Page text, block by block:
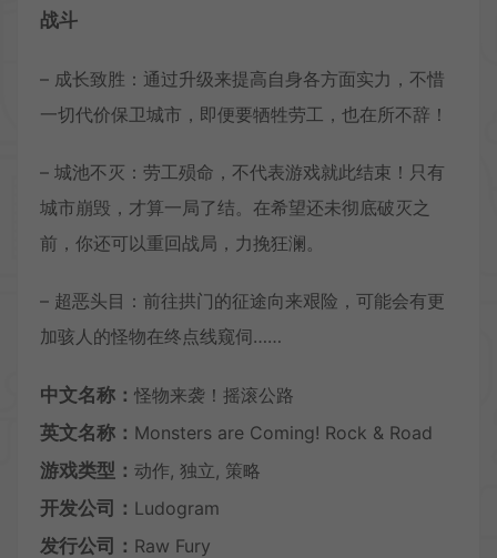
战斗
– 成长致胜：通过升级来提高自身各方面实力，不惜
一切代价保卫城市，即便要牺牲劳工，也在所不辞！
– 城池不灭：劳工殒命，不代表游戏就此结束！只有
城市崩毁，才算一局了结。在希望还未彻底破灭之
前，你还可以重回战局，力挽狂澜。
– 超恶头目：前往拱门的征途向来艰险，可能会有更
加骇人的怪物在终点线窥伺……
中文名称： 怪物来袭！摇滚公路
英文名称： Monsters are Coming! Rock & Road
游戏类型： 动作, 独立, 策略
开发公司： Ludogram
发行公司： Raw Fury